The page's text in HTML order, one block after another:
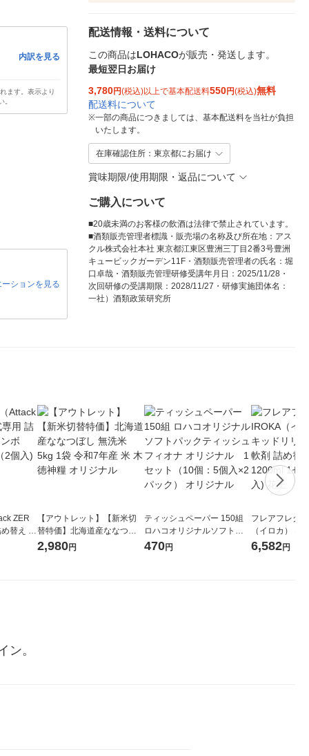
内訳を見る
ます。表示より
。
ションを見る
配送情報・送料について
この商品はLOHACOが販売・発送します。
最短翌日お届け
3,780円(税込)以上で基本配送料550円(税込)無料
配送料について
※一部の商品につきましては、基本配送料を当社が負担
いたします。
在庫確認住所：東京都にお届け
賞味期限/使用期限・返品について
ご購入について
■20歳未満のお客様の飲酒は法律で禁止されています。
■酒類販売管理者標識・販売場の名称及び所在地：アス
クル株式会社本社 東京都江東区豊洲三丁目2番3号豊洲
キュービックガーデン11F・酒類販売管理者の氏名：堀
口卓哉・酒類販売管理研修受講年月日：2025/11/28・
次回研修の受講期限：2028/11/27・研修実施団体名：
一社）酒類政策研究所
ZER
替え メ
ット
【アウトレット】【新米切
替特価】北海道産ななつぼ
し 無洗米 5kg 1袋 令和7年産
2,980円
ティッシュペーパー 150組
ロハコオリジナルソフトパ
ックティッシュ フィオナ オ
470円
フレアフレグ
（イロカ） ネ
ーの香り 柔軟
6,582円
ン。